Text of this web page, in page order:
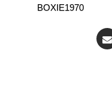
BOXIE1970